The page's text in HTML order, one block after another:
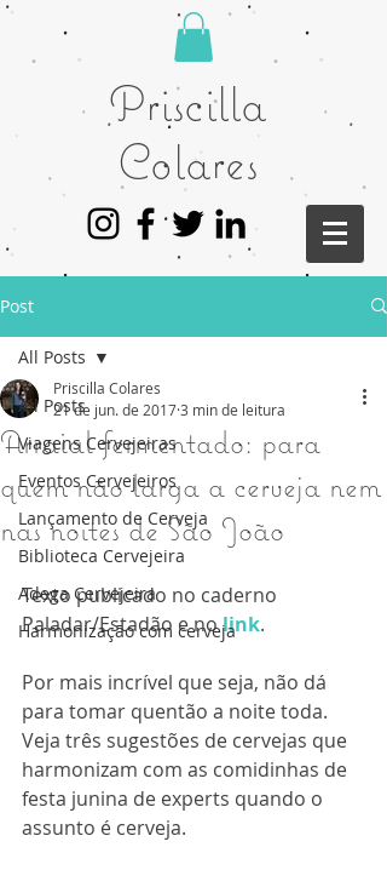
Priscilla
Colares
Post
All Posts
Viagens Cervejeiras
Eventos Cervejeiros
Lançamento de Cerveja
Biblioteca Cervejeira
Adega Cervejeira
Harmonização com cerveja
All Posts
Arraial fermentado: para
quem não larga a cerveja nem
nas noites de São João
Priscilla Colares
21 de jun. de 20173 min de leitura
Texto publicado no caderno
Paladar/Estadão e no link.
Por mais incrível que seja, não dá
para tomar quentão a noite toda.
Veja três sugestões de cervejas que
harmonizam com as comidinhas de
festa junina de experts quando o
assunto é cerveja.